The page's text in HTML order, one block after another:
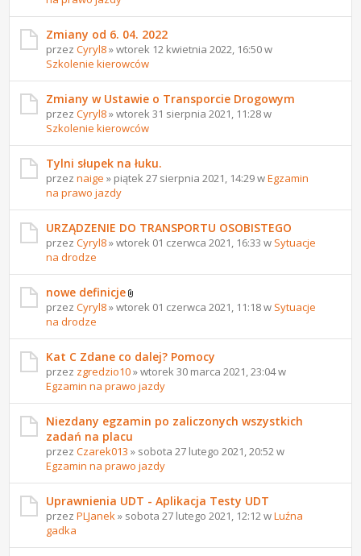
Zmiany od 6. 04. 2022
przezCyryl8» wtorek 12 kwietnia 2022, 16:50 w
Szkolenie kierowców
Zmiany w Ustawie o Transporcie Drogowym
przezCyryl8» wtorek 31 sierpnia 2021, 11:28 w
Szkolenie kierowców
Tylni słupek na łuku.
przeznaige » piątek 27 sierpnia 2021, 14:29 wEgzamin
na prawo jazdy
URZĄDZENIE DO TRANSPORTU OSOBISTEGO
przezCyryl8» wtorek 01 czerwca 2021, 16:33 w Sytuacje
na drodze
nowe definicje
przezCyryl8» wtorek 01 czerwca 2021, 11:18 w Sytuacje
na drodze
Kat C Zdane co dalej? Pomocy
przez zgredzio10» wtorek 30 marca 2021, 23:04 w
Egzamin na prawo jazdy
Niezdany egzamin po zaliczonych wszystkich
zadań na placu
przezCzarek013 » sobota 27 lutego 2021, 20:52 w
Egzamin na prawo jazdy
Uprawnienia UDT - Aplikacja Testy UDT
przezPLJanek » sobota 27 lutego 2021, 12:12 wLuźna
gadka